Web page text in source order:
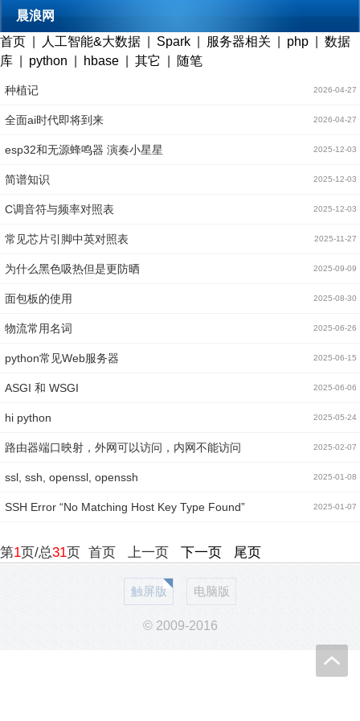
晨浪网
首页
人工智能&大数据 Spark 服务器相关 php
数据
库
python hbase 其它 随笔
种植记 2026-04-27
全面ai时代即将到来 2026-04-27
esp32和无源蜂鸣器 演奏小星星 2025-12-03
简谱知识 2025-12-03
C调音符与频率对照表 2025-12-03
常见芯片引脚中英对照表 2025-11-27
为什么黑色吸热但是更防晒 2025-09-09
面包板的使用 2025-08-30
物流常用名词 2025-06-26
python常见Web服务器 2025-06-15
ASGI 和 WSGI 2025-06-06
hi python 2025-05-24
路由器端口映射，外网可以访问，内网不能访问 2025-02-07
ssl, ssh, openssl, openssh 2025-01-08
SSH Error “No Matching Host Key Type Found” 2025-01-07
第1页/总31页 首页 上一页 下一页 尾页
触屏版 电脑版
© 2009-2016